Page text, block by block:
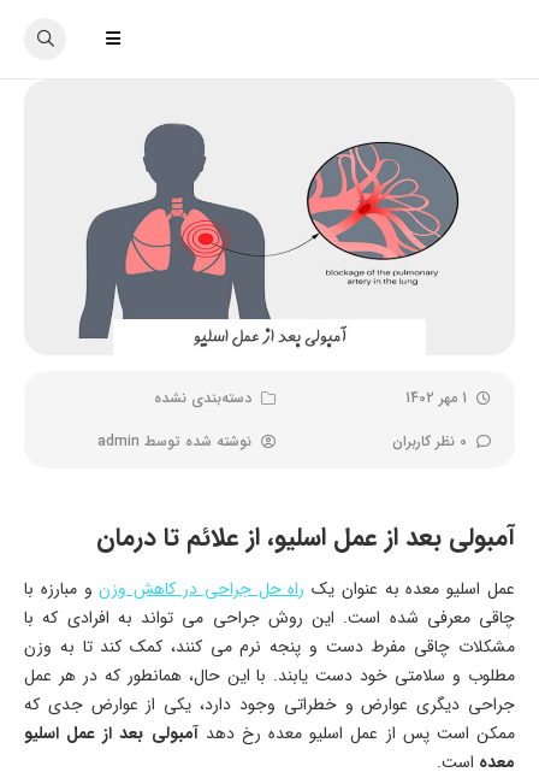
1 مهر 1402
دسته‌بندی نشده
0 نظر کاربران
نوشته شده توسط admin
آمبولی بعد از عمل اسلیو، از علائم تا درمان
عمل اسلیو معده به عنوان یکراه حل جراحی در کاهش وزنو مبارزه با
چاقی معرفی شده است. این روش جراحی می ‌تواند به افرادی که با
مشکلات چاقی مفرط دست و پنجه نرم می‌ کنند، کمک کند تا به وزن
مطلوب و سلامتی خود دست یابند. با این حال، همانطور که در هر عمل
جراحی دیگری عوارض و خطراتی وجود دارد، یکی از عوارض جدی که
ممکن است پس از عمل اسلیو معده رخ دهدآمبولی بعد از عمل اسلیو
معده است.